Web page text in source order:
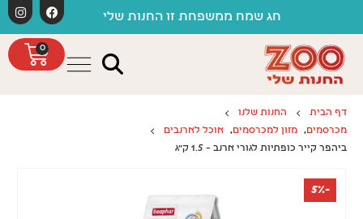
חג שמח ממשפחת זו החנות שלי
0
דף הבית
החנות שלנו
מכרסמים, מזון למכרסמים,
אוכל לארנבים
ביהפר קייר כופתיות לגורי ארנב – 1.5 ק"ג
-5%